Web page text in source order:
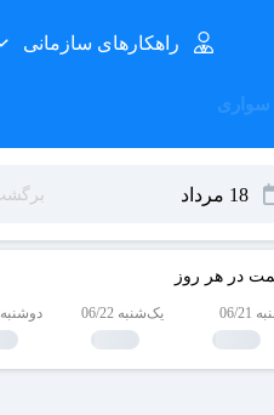
راهکارهای سازمانی
سواری
در هر روز
06/21 یک‌شنبه 06/22 دوشنبه 06/23